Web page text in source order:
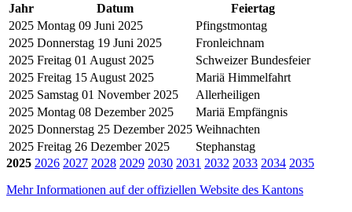
Jahr
Datum
Feiertag
2025 Montag 09 Juni 2025
Pfingstmontag
2025 Donnerstag 19 Juni 2025
Fronleichnam
2025 Freitag 01 August 2025
Schweizer Bundesfeier
2025 Freitag 15 August 2025
Mariä Himmelfahrt
2025 Samstag 01 November 2025
Allerheiligen
2025 Montag 08 Dezember 2025
Mariä Empfängnis
2025 Donnerstag 25 Dezember 2025 Weihnachten
2025 Freitag 26 Dezember 2025
Stephanstag
2025 2026 2027 2028 2029 2030 2031 2032 2033 2034 2035
Mehr Informationen auf der offiziellen Website des Kantons